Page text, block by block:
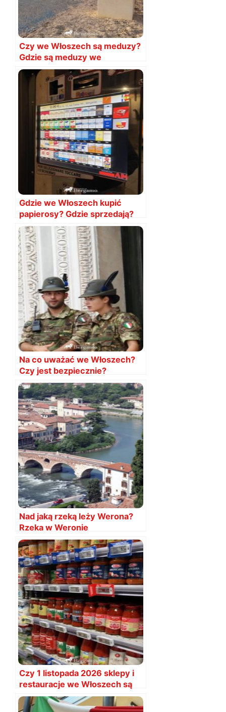
Czy we Włoszech są meduzy?
Gdzie są meduzy we
Włoszech?
Gdzie we Włoszech kupić
papierosy? Gdzie sprzedają?
Na co uważać we Włoszech?
Czy jest bezpiecznie?
Nad jaką rzeką leży Werona?
Rzeka w Weronie
Czy 1 listopada 2026 sklepy i
restauracje we Włoszech są
otwarte?